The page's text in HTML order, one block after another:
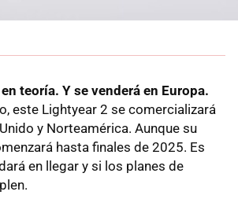
teoría. Y se venderá en Europa.
este Lightyear 2 se comercializará
y Norteamérica. Aunque su
hasta finales de 2025. Es
en llegar y si los planes de